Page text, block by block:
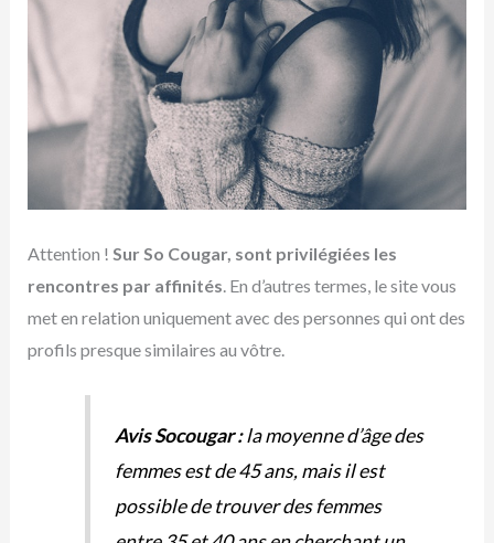
Attention ! Sur So Cougar, sont privilégiées les
rencontres par affinités. En d’autres termes, le site vous
met en relation uniquement avec des personnes qui ont des
profils presque similaires au vôtre.
Avis Socougar :la moyenne d’âge des
femmes est de 45 ans, mais il est
possible de trouver des femmes